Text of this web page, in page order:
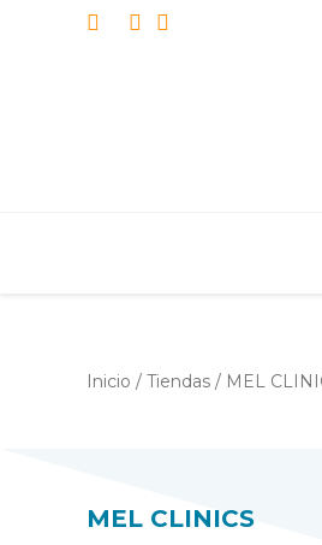
Inicio / Tiendas / MEL
MEL CLINICS